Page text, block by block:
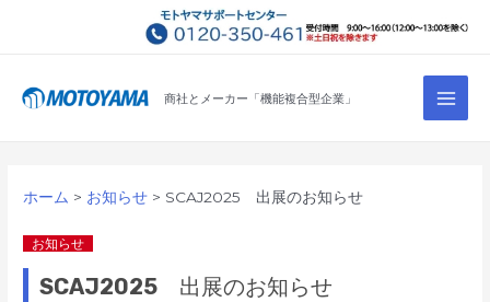
商社とメーカー「機能複合型企業」
Main
ホーム お知らせ SCAJ2025 出展のお知らせ
お知らせ
SCAJ2025 出展のお知らせ